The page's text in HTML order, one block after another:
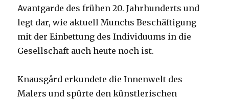
Avantgarde des frühen 20. Jahrhunderts und
legt dar, wie aktuell Munchs Beschäftigung
mit der Einbettung des Individuums in die
Gesellschaft auch heute noch ist.
Knausgård erkundete die Innenwelt des
Malers und spürte den künstlerischen